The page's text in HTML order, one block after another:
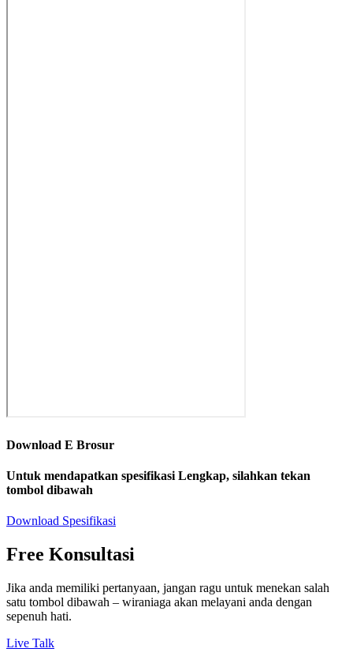
Download E Brosur
Untuk mendapatkan spesifikasi Lengkap, silahkan tekan
tombol dibawah
Download Spesifikasi
Free Konsultasi
Jika anda memiliki pertanyaan, jangan ragu untuk menekan salah
satu tombol dibawah – wiraniaga akan melayani anda dengan
sepenuh hati.
Live Talk